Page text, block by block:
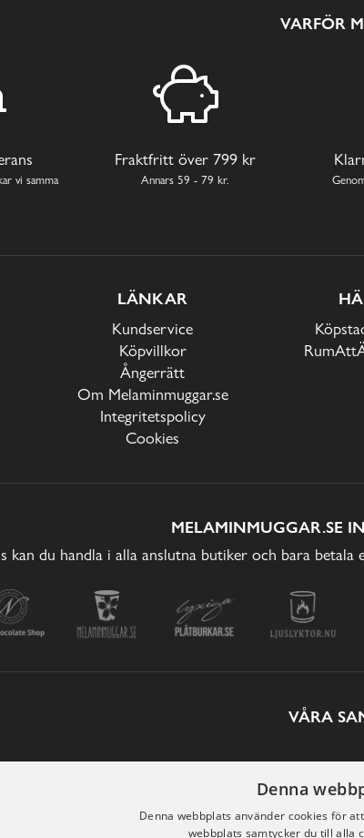
VARFÖR
vi samma
Fraktfritt över 799 kr
Annars 59 - 79 kr.
LÄNKAR
Kundservice
Köpvillkor
Ångerrätt
Om Melaminmuggar.se
Integritetspolicy
Cookies
MELAMINMUGGAR.SE
kan du handla i alla anslutna butiker och bara
VÅRA
Denna
Denna webbplats använder cookies för
webbplats samtycker du till alla